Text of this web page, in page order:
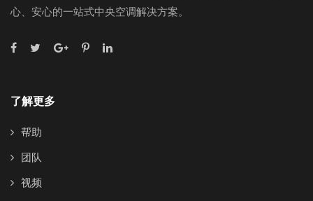
心、安心的一站式中央空调解决方案。
了解更多
帮助
团队
视频